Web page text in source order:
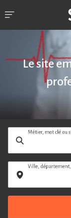
Le site
Métier, mot clé ou
Ville, département,